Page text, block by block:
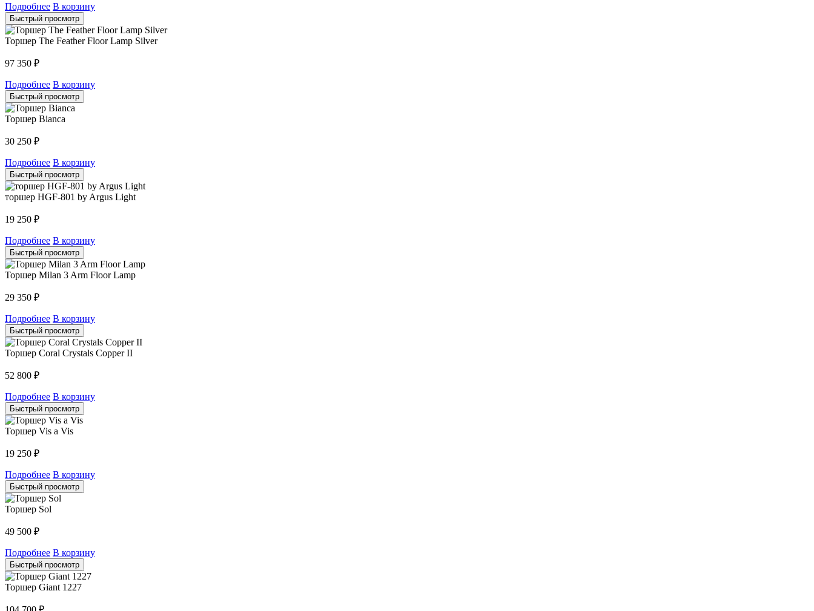
Подробнее В корзину
Быстрый просмотр
Торшер The Feather Floor Lamp Silver
97 350 ₽
Подробнее В корзину
Быстрый просмотр
Торшер Bianca
30 250 ₽
Подробнее В корзину
Быстрый просмотр
торшер HGF-801 by Argus Light
19 250 ₽
Подробнее В корзину
Быстрый просмотр
Торшер Milan 3 Arm Floor Lamp
29 350 ₽
Подробнее В корзину
Быстрый просмотр
Торшер Coral Crystals Copper II
52 800 ₽
Подробнее В корзину
Быстрый просмотр
Торшер Vis a Vis
19 250 ₽
Подробнее В корзину
Быстрый просмотр
Торшер Sol
49 500 ₽
Подробнее В корзину
Быстрый просмотр
Торшер Giant 1227